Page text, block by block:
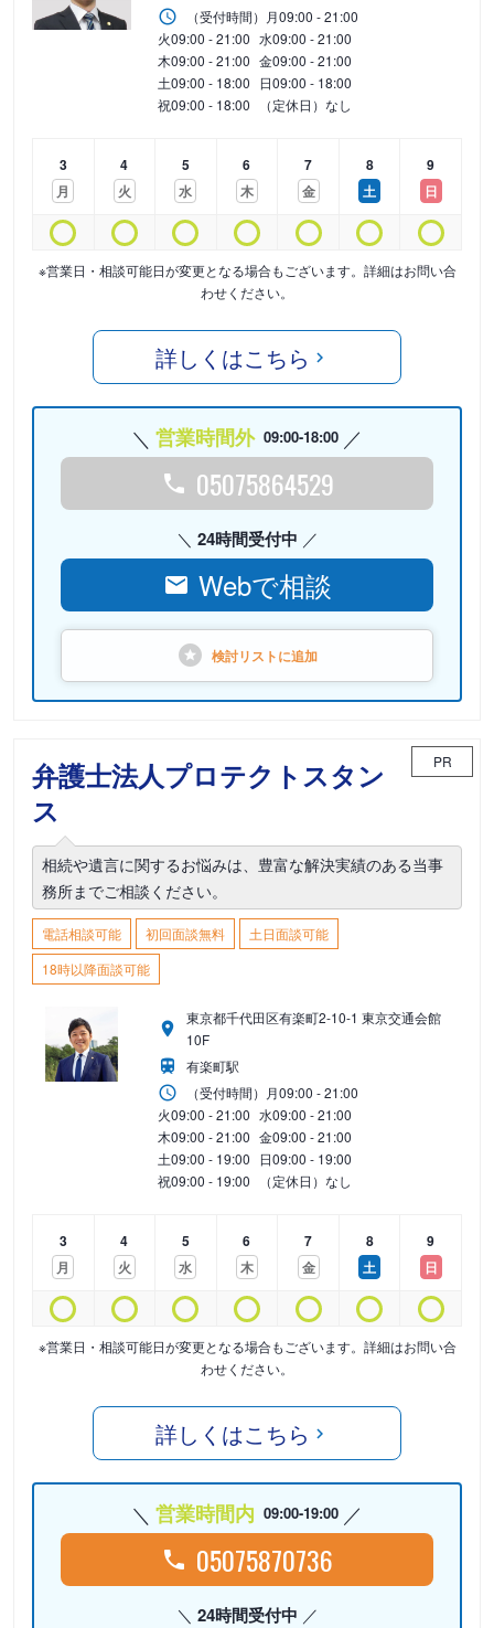
（受付時間） 月09:00 - 21:00
火09:00 - 21:00 水09:00 - 21:00
木09:00 - 21:00 金09:00 - 21:00
土09:00 - 18:00 日09:00 - 18:00
祝09:00 - 18:00 （定休日）なし
3
月
4
火
5
水
6
木
7
金
8
土
9
日
※営業日・相談可能日が変更となる場合もございます。詳細はお問い合
わせください。
詳しくはこちら
営業時間外 09:00-18:00
05075864529
24時間受付中
Webで相談
検討リストに追加
弁護士法人プロテクトスタン
ス
PR
相続や遺言に関するお悩みは、豊富な解決実績のある当事
務所までご相談ください。
電話相談可能 初回面談無料
土日面談可能
18時以降面談可能
東京都千代田区有楽町2-10-1 東京交通会館
10F
有楽町駅
（受付時間） 月09:00 - 21:00
火09:00 - 21:00 水09:00 - 21:00
木09:00 - 21:00 金09:00 - 21:00
土09:00 - 19:00 日09:00 - 19:00
祝09:00 - 19:00 （定休日）なし
3
月
4
火
5
水
6
木
7
金
8
土
9
日
※営業日・相談可能日が変更となる場合もございます。詳細はお問い合
わせください。
詳しくはこちら
営業時間内 09:00-19:00
05075870736
24時間受付中